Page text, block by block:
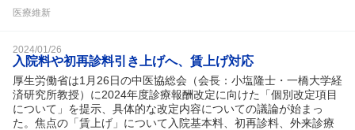
医療維新
2024/01/26
入院料や初再診料引き上げへ、賃上げ対応
厚生労働省は1月26日の中医協総会（会長：小塩隆士・一橋大学経
済研究所教授）に2024年度診療報酬改定に向けた「個別改定項目
について」を提示、具体的な改定内容についての議論が始まっ
た。焦点の「賃上げ」について入院基本料、初再診料、外来診療